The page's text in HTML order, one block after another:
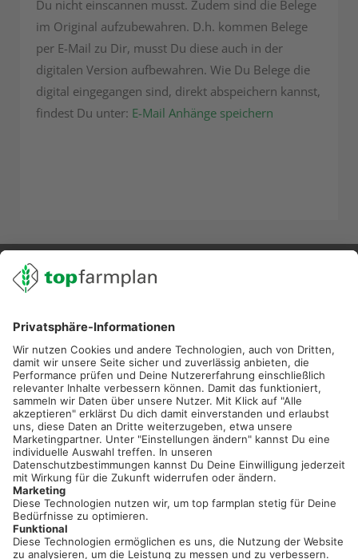
Du nicht einscannen musst. Zudem sind die Belege
im Original aufzubewahren. D.h. kommen Belege
per E-Mail zu Dir, musst Du diese auch in der
digitalen Version aufbewahren. Wie Du Belege die
digital eingegangen sind, direkt abspeichern kannst,
findest Du unter: E-Mail Anhänge speichern
02501 801 44 84
service@topfarmplan.de
Sei immer auf dem Laufenden!
Neue Features, spannende Tipps und hilfreiche Anleitungen!